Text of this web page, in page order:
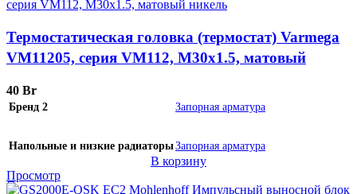
Термостатическая головка (термостат) Varmega
VM11205, серия VM112, M30х1.5, матовый
40 Br
Бренд 2 Запорная арматура
Напольные и низкие радиаторыЗапорная арматура
В корзину
Просмотр